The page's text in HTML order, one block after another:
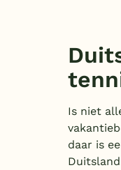
Is niet
daar is